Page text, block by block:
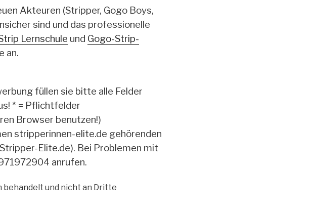
Akteuren (Stripper, Gogo Boys,
sind und das professionelle
Lernschule und Gogo-Strip-
an.
füllen sie bitte alle Felder
* = Pflichtfelder
Browser benutzen!)
stripperinnen-elite.de gehörenden
Elite.de). Bei Problemen mit
anrufen.
und nicht an Dritte